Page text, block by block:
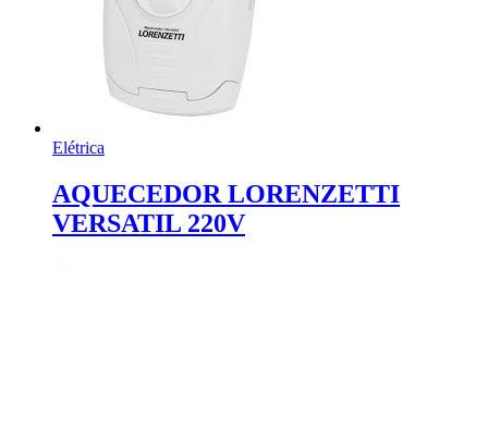
Elétrica
AQUECEDOR LORENZETTI
VERSATIL 220V